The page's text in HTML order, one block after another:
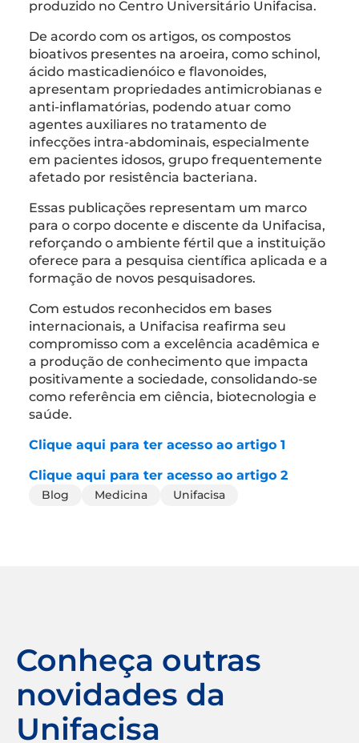
produzido no Centro Universitário Unifacisa.
De acordo com os artigos, os compostos
bioativos presentes na aroeira, como schinol,
ácido masticadienóico e flavonoides,
apresentam propriedades antimicrobianas e
anti-inflamatórias, podendo atuar como
agentes auxiliares no tratamento de
infecções intra-abdominais, especialmente
em pacientes idosos, grupo frequentemente
afetado por resistência bacteriana.
Essas publicações representam um marco
para o corpo docente e discente da Unifacisa,
reforçando o ambiente fértil que a instituição
oferece para a pesquisa científica aplicada e a
formação de novos pesquisadores.
Com estudos reconhecidos em bases
internacionais, a Unifacisa reafirma seu
compromisso com a excelência acadêmica e
a produção de conhecimento que impacta
positivamente a sociedade, consolidando-se
como referência em ciência, biotecnologia e
saúde.
Clique aqui para ter acesso ao artigo 1
Clique aqui para ter acesso ao artigo 2
Blog Medicina Unifacisa
Conheça outras
novidades da
Unifacisa